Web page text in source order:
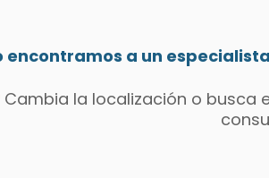
encontramos a un
Cambia la localización o busca